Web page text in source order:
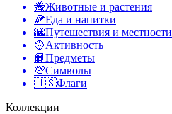
🐝Животные и растения
🍕Еда и напитки
🌇Путешествия и местности
🥎Активность
📙Предметы
💯Символы
🇺🇸Флаги
Коллекции